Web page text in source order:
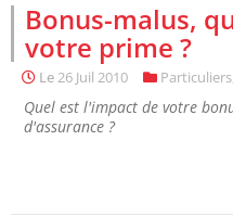
Bonus-malus,
votre prime ?
Le26 Juil 2010 Particuliers
Quel est l'impact de votre
d'assurance ?